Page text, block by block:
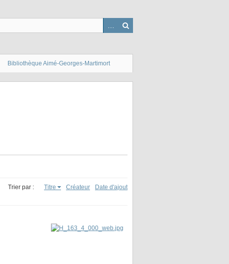
Bibliothèque Aimé-Georges-Martimort
Trier par : Titre Créateur Date d'ajout